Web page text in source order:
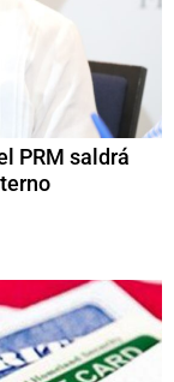
PRM saldrá